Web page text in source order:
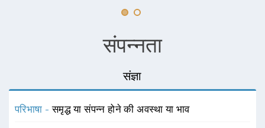
संपन्नता
संज्ञा
परिभाषा -समृद्ध या संपन्न होने की अवस्था या भाव